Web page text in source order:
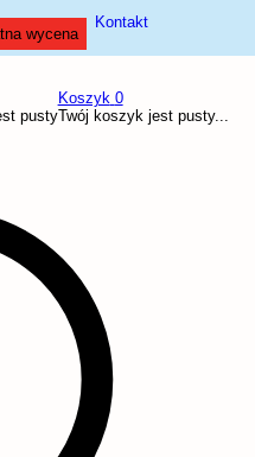
wycena
Kontakt
pusty
Koszyk 0
Twój koszyk jest pusty...